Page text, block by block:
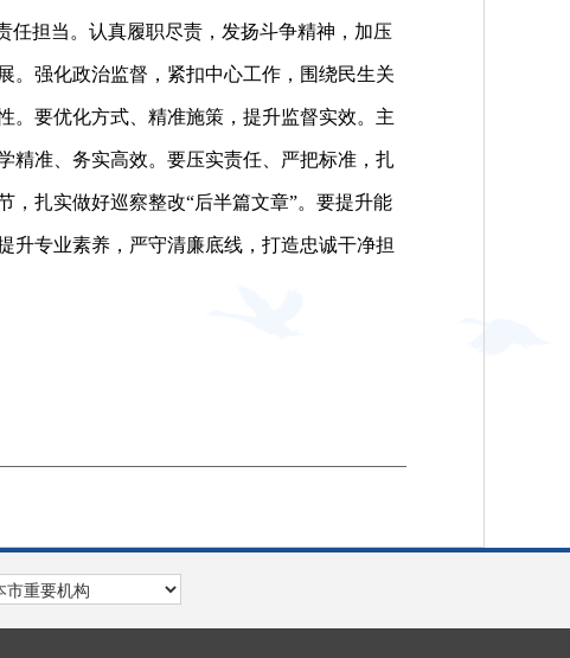
担当。认真履职尽责，发扬斗争精神，加压
。强化政治监督，紧扣中心工作，围绕民生关
。要优化方式、精准施策，提升监督实效。主
精准、务实高效。要压实责任、严把标准，扎
，扎实做好巡察整改“后半篇文章”。要提升能
升专业素养，严守清廉底线，打造忠诚干净担